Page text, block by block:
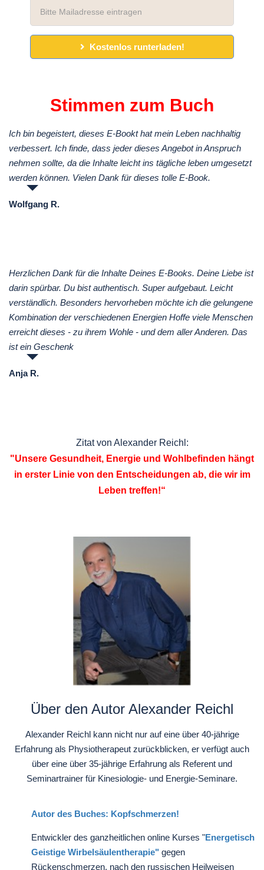
Kostenlos runterladen!
Stimmen zum Buch
Ich bin begeistert, dieses E-Bookt hat mein Leben nachhaltig
verbessert. Ich finde, dass jeder dieses Angebot in Anspruch
nehmen sollte, da die Inhalte leicht ins tägliche leben umgesetzt
werden können. Vielen Dank für dieses tolle E-Book.
Wolfgang R.
Herzlichen Dank für die Inhalte Deines E-Books. Deine Liebe ist
darin spürbar. Du bist authentisch. Super aufgebaut. Leicht
verständlich. Besonders hervorheben möchte ich die gelungene
Kombination der verschiedenen Energien Hoffe viele Menschen
erreicht dieses - zu ihrem Wohle - und dem aller Anderen. Das
ist ein Geschenk
Anja R.
Zitat von Alexander Reichl:
"Unsere Gesundheit, Energie und Wohlbefinden hängt
in erster Linie von den Entscheidungen ab, die wir im
Leben treffen!“
Über den Autor Alexander Reichl
Alexander Reichl kann nicht nur auf eine über 40-jährige
Erfahrung als Physiotherapeut zurückblicken, er verfügt auch
über eine über 35-jährige Erfahrung als Referent und
Seminartrainer für Kinesiologie- und Energie-Seminare.
Autor des Buches: Kopfschmerzen!
Entwickler des ganzheitlichen online Kurses "Energetisch
Geistige Wirbelsäulentherapie" gegen
Rückenschmerzen. nach den russischen Heilweisen